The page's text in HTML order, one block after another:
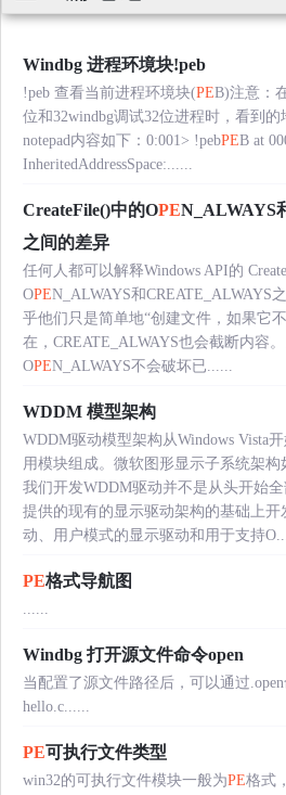
Windbg 进程环境块!peb
!peb 查看当前进程环境块(PEB)注意：
位和32windbg调试32位进程时，看到
notepad内容如下：0:001> !pebPEB at
InheritedAddressSpace:......
CreateFile()中的OPEN_ALWAYS
之间的差异
任何人都可以解释Windows API的
OPEN_ALWAYS和CREATE_ALWAYS
乎他们只是简单地“创建文件，如果它
在，CREATE_ALWAYS也会截断内容。
OPEN_ALWAYS不会破坏已......
WDDM 模型架构
WDDM驱动模型架构从Windows Vista
用模块组成。微软图形显示子系统架构
我们开发WDDM驱动并不是从头开始
提供的现有的显示驱动架构的基础上
动、用户模式的显示驱动和用于支持
PE格式导航图
......
Windbg 打开源文件命令open
当配置了源文件路径后，可以通过
hello.c......
PE可执行文件类型
win32的可执行文件模块一般为PE格式